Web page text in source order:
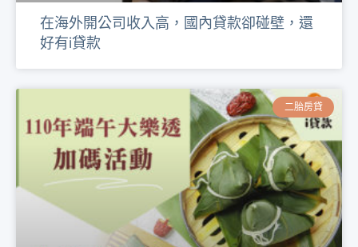
在海外開公司收入高，國內貸款卻碰壁，還
好有i貸款
二胎房貸